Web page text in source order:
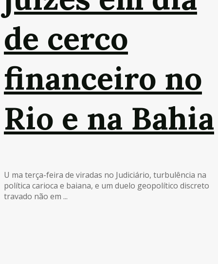
de cerco
financeiro no
Rio e na Bahia
U ma terça-feira de viradas no Judiciário, turbulência na
política carioca e baiana, e um duelo geopolítico discreto
travado não em ...